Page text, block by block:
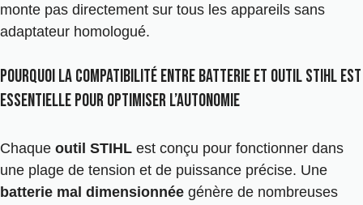
monte pas directement sur tous les appareils sans
adaptateur homologué.
Pourquoi la compatibilité entre batterie et outil Stihl est
essentielle pour optimiser l’autonomie
Chaque outil STIHL est conçu pour fonctionner dans
une plage de tension et de puissance précise. Une
batterie mal dimensionnée génère de nombreuses